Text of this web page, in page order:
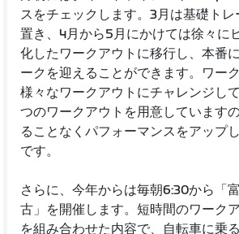
スをチェックします。3月は基礎ト
置き、4月から5月にかけては徐々に
化したワークアウトに移行し、本番
ークを迎えることができます。ワー
様々なワークアウトにチャレンジし
つのワークアウトを用意しています
ることなくパフォーマンスをアップ
です。
さらに、今年からは毎朝6:30から「
古」を開催します。短時間のワーク
を組み合わせた内容で、自転車に乗